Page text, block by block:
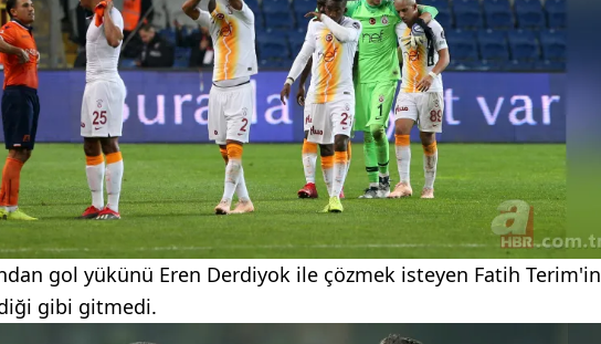
gol yükünü Eren Derdiyok ile çözmek isteyen Fatih Terim'in
gibi gitmedi.